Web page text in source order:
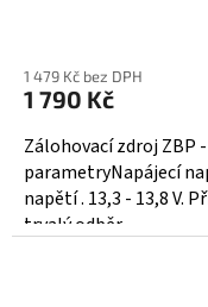
produktu
je
5,0
z
5
hvězdiček.
1 479 Kč bez DPH
1 790 Kč
Zálohovací zdroj ZBP
parametryNapájecí
napětí . 13,3 - 13,8 V.
trvalý odběr...